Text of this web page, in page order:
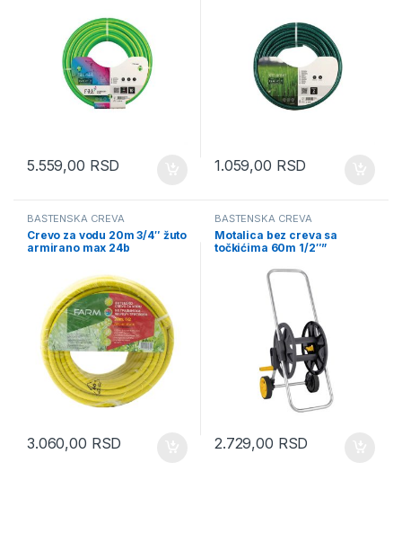
5.559,00 RSD 1.059,00 RSD
BAŠTENSKA CREVA
Crevo za vodu 20m 3/4″ žuto
armirano max 24b
3.060,00 RSD
BAŠTENSKA CREVA
Motalica bez creva sa
točkićima 60m 1/2″”
2.729,00 RSD